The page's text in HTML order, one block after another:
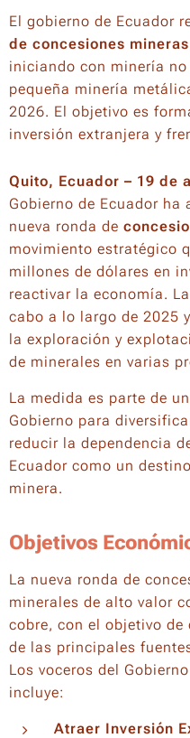
El gobierno de Ecuador
de concesiones mineras
iniciando con minería
pequeña minería
2026. El objetivo es
inversión extranjera y
Quito, Ecuador – 19 de
Gobierno de Ecuador
nueva ronda de
movimiento estratégico
millones de dólares en
reactivar la economía.
cabo a lo largo de 2025
la exploración y
de minerales en varias
La medida es parte de
Gobierno para
reducir la dependencia
Ecuador como un
minera.
Objetivos
La nueva ronda de
minerales de alto valor
cobre, con el objetivo
de las principales
Los voceros del
incluye:
Atraer Inversión